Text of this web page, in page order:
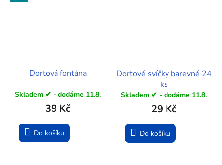
Dortová fontána
Skladem ✔ - dodáme 11.8.
39 Kč
Do košíku
Dortové svíčky barevné 24
ks
Skladem ✔ - dodáme 11.8.
29 Kč
Do košíku